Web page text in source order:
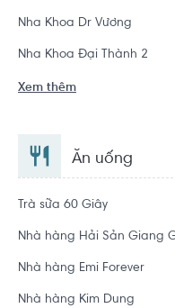
Nha Khoa Dr Vương
Nha Khoa Đại Thành 2
Xem thêm
Ăn uống
Trà sữa 60 Giây
Nhà hàng Hải Sản Giang
Nhà hàng Emi Forever
Nhà hàng Kim Dung